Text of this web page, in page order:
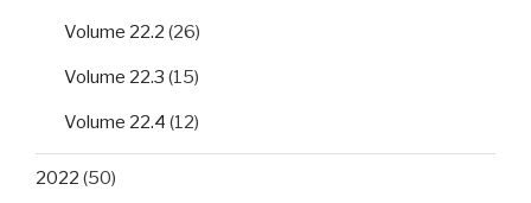
Volume 22.2 (26)
Volume 22.3 (15)
Volume 22.4 (12)
2022 (50)